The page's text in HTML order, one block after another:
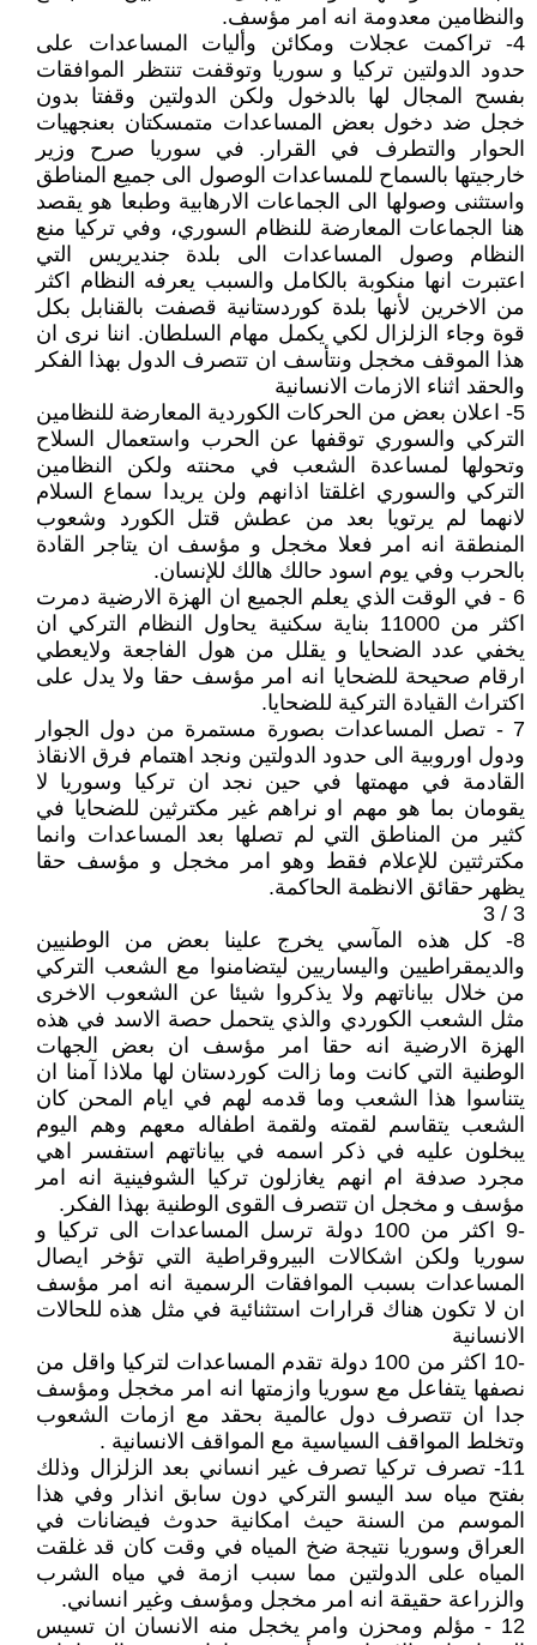
والنظامين معدومة انه امر مؤسف.
4- تراكمت عجلات ومكائن وأليات المساعدات على
حدود الدولتين تركيا و سوريا وتوقفت تنتظر الموافقات
بفسح المجال لها بالدخول ولكن الدولتين وقفتا بدون
خجل ضد دخول بعض المساعدات متمسكتان بعنجهيات
الحوار والتطرف في القرار. في سوريا صرح وزير
خارجيتها بالسماح للمساعدات الوصول الى جميع المناطق
واستثنى وصولها الى الجماعات الارهابية وطبعا هو يقصد
هنا الجماعات المعارضة للنظام السوري، وفي تركيا منع
النظام وصول المساعدات الى بلدة جنديريس التي
اعتبرت انها منكوبة بالكامل والسبب يعرفه النظام اكثر
من الاخرين لأنها بلدة كوردستانية قصفت بالقنابل بكل
قوة وجاء الزلزال لكي يكمل مهام السلطان. اننا نرى ان
هذا الموقف مخجل ونتأسف ان تتصرف الدول بهذا الفكر
والحقد اثناء الازمات الانسانية
5- اعلان بعض من الحركات الكوردية المعارضة للنظامين
التركي والسوري توقفها عن الحرب واستعمال السلاح
وتحولها لمساعدة الشعب في محنته ولكن النظامين
التركي والسوري اغلقتا اذانهم ولن يريدا سماع السلام
لانهما لم يرتويا بعد من عطش قتل الكورد وشعوب
المنطقة انه امر فعلا مخجل و مؤسف ان يتاجر القادة
بالحرب وفي يوم اسود حالك هالك للإنسان.
6 - في الوقت الذي يعلم الجميع ان الهزة الارضية دمرت
اكثر من 11000 بناية سكنية يحاول النظام التركي ان
يخفي عدد الضحايا و يقلل من هول الفاجعة ولايعطي
ارقام صحيحة للضحايا انه امر مؤسف حقا ولا يدل على
اكتراث القيادة التركية للضحايا.
7 - تصل المساعدات بصورة مستمرة من دول الجوار
ودول اوروبية الى حدود الدولتين ونجد اهتمام فرق الانقاذ
القادمة في مهمتها في حين نجد ان تركيا وسوريا لا
يقومان بما هو مهم او نراهم غير مكترثين للضحايا في
كثير من المناطق التي لم تصلها بعد المساعدات وانما
مكترثتين للإعلام فقط وهو امر مخجل و مؤسف حقا
يظهر حقائق الانظمة الحاكمة.
3 / 3
8- كل هذه المآسي يخرج علينا بعض من الوطنيين
والديمقراطيين واليساريين ليتضامنوا مع الشعب التركي
من خلال بياناتهم ولا يذكروا شيئا عن الشعوب الاخرى
مثل الشعب الكوردي والذي يتحمل حصة الاسد في هذه
الهزة الارضية انه حقا امر مؤسف ان بعض الجهات
الوطنية التي كانت وما زالت كوردستان لها ملاذا آمنا ان
يتناسوا هذا الشعب وما قدمه لهم في ايام المحن كان
الشعب يتقاسم لقمته ولقمة اطفاله معهم وهم اليوم
يبخلون عليه في ذكر اسمه في بياناتهم استفسر اهي
مجرد صدفة ام انهم يغازلون تركيا الشوفينية انه امر
مؤسف و مخجل ان تتصرف القوى الوطنية بهذا الفكر.
-9 اكثر من 100 دولة ترسل المساعدات الى تركيا و
سوريا ولكن اشكالات البيروقراطية التي تؤخر ايصال
المساعدات بسبب الموافقات الرسمية انه امر مؤسف
ان لا تكون هناك قرارات استثنائية في مثل هذه للحالات
الانسانية
-10 اكثر من 100 دولة تقدم المساعدات لتركيا واقل من
نصفها يتفاعل مع سوريا وازمتها انه امر مخجل ومؤسف
جدا ان تتصرف دول عالمية بحقد مع ازمات الشعوب
وتخلط المواقف السياسية مع المواقف الانسانية .
11- تصرف تركيا تصرف غير انساني بعد الزلزال وذلك
بفتح مياه سد اليسو التركي دون سابق انذار وفي هذا
الموسم من السنة حيث امكانية حدوث فيضانات في
العراق وسوريا نتيجة ضخ المياه في وقت كان قد غلقت
المياه على الدولتين مما سبب ازمة في مياه الشرب
والزراعة حقيقة انه امر مخجل ومؤسف وغير انساني.
12 - مؤلم ومحزن وامر يخجل منه الانسان ان تسيس